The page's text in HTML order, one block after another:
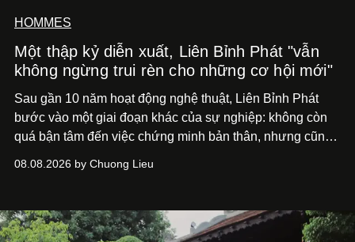
HOMMES
Một thập kỷ diễn xuất, Liên Bỉnh Phát "vẫn
không ngừng trui rèn cho những cơ hội mới"
Sau gần 10 năm hoạt động nghệ thuật, Liên Bỉnh Phát
bước vào một giai đoạn khác của sự nghiệp: không còn
quá bận tâm đến việc chứng minh bản thân, nhưng cũng
phim điện ảnh trong nửa đầu 2026 đến hành trình trở lại
bằng một tâm thế điềm tĩnh hơn. Anh tiếp tục học hỏi, trau
dồi và chờ đợi những vai diễn đủ sức đưa mình đến
08.08.2026 by Chuong Lieu